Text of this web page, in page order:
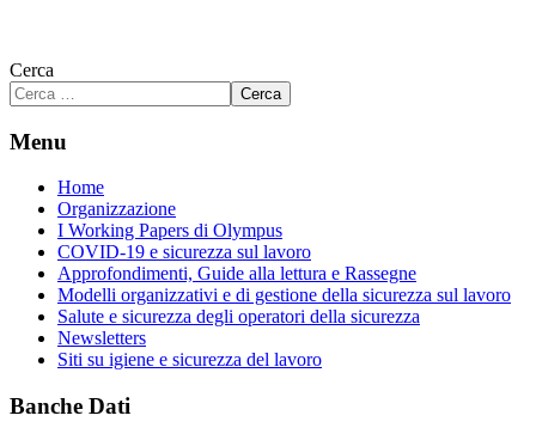
Cerca
Cerca
Menu
Home
Organizzazione
I Working Papers di Olympus
COVID-19 e sicurezza sul lavoro
Approfondimenti, Guide alla lettura e Rassegne
Modelli organizzativi e di gestione della sicurezza sul lavoro
Salute e sicurezza degli operatori della sicurezza
Newsletters
Siti su igiene e sicurezza del lavoro
Banche Dati